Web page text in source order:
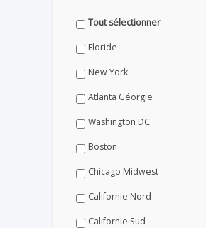
Tout sélectionner
Floride
New York
Atlanta Géorgie
Washington DC
Boston
Chicago Midwest
Californie Nord
Californie Sud